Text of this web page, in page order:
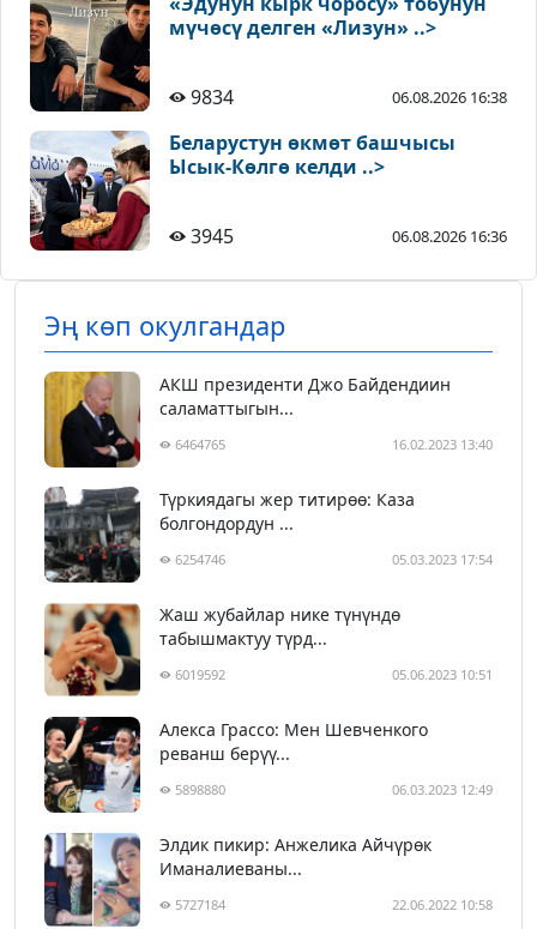
мүчөсү делген «Лизун» ..>
9834 06.08.2026 16:38
Беларустун өкмөт башчысы
Ысык-Көлгө келди ..>
3945 06.08.2026 16:36
Эң көп окулгандар
АКШ президенти Джо Байдендиин
саламаттыгын...
6464765 16.02.2023 13:40
Түркиядагы жер титирөө: Каза
болгондордун ...
6254746 05.03.2023 17:54
Жаш жубайлар нике түнүндө
табышмактуу түрд...
6019592 05.06.2023 10:51
Алекса Грассо: Мен Шевченкого
реванш берүү...
5898880 06.03.2023 12:49
Элдик пикир: Анжелика Айчүрөк
Иманалиеваны...
5727184 22.06.2022 10:58